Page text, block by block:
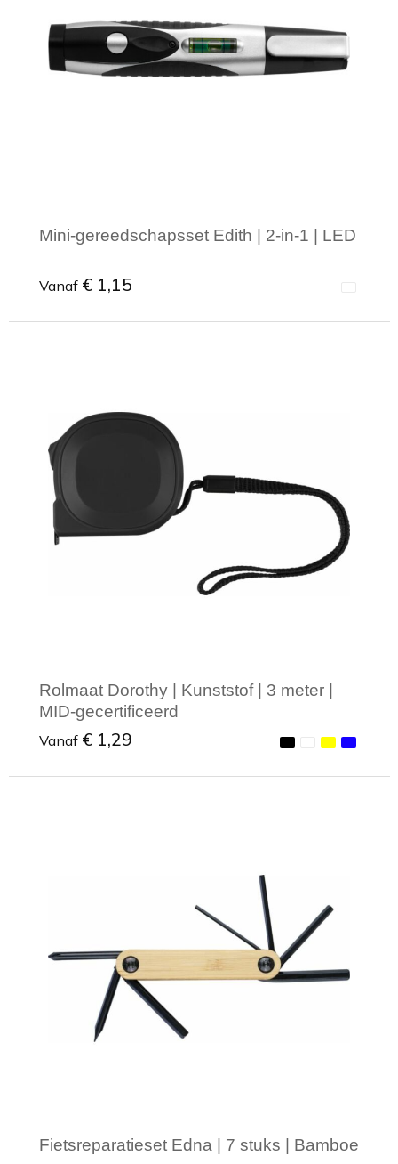
Mini-gereedschapsset Edith | 2-in-1 | LED
Vanaf € 1,15
Rolmaat Dorothy | Kunststof | 3 meter |
MID-gecertificeerd
Vanaf € 1,29
Fietsreparatieset Edna | 7 stuks | Bamboe